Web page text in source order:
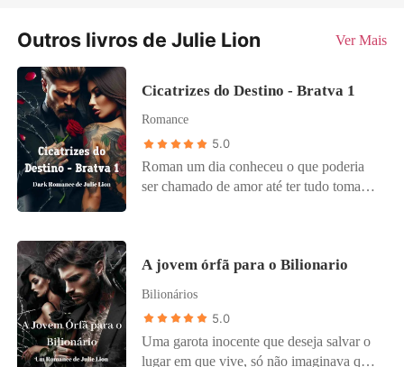
Outros livros de Julie Lion Ver Mais
Cicatrizes do Destino - Bratva 1
Romance
5.0
Roman um dia conheceu o que poderia
ser chamado de amor até ter tudo tomado
e por um momento jurei sentir o frio que
dizer qual caminho devo tomar. - Num
russo perfeito, com uma voz tão grossa,
A jovem órfã para o Bilionario
Bilionários
5.0
Uma garota inocente que deseja salvar o
lugar em que vive, só não imaginava que